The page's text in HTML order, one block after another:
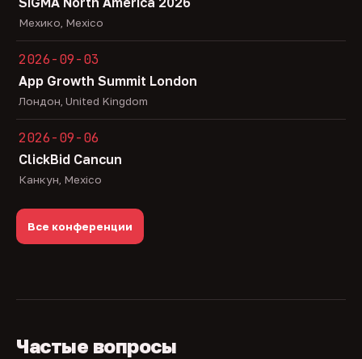
Мехико, Mexico
2026-09-03
App Growth Summit London
Лондон, United Kingdom
2026-09-06
ClickBid Cancun
Канкун, Mexico
Все конференции
Частые вопросы